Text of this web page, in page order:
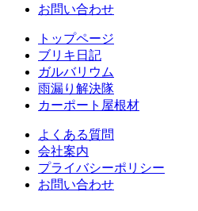
お問い合わせ
トップページ
ブリキ日記
ガルバリウム
雨漏り解決隊
カーポート屋根材
よくある質問
会社案内
プライバシーポリシー
お問い合わせ